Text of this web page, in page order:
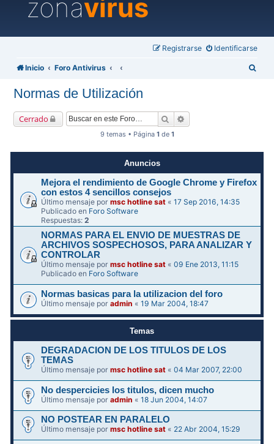
zonavirus
Identificarse
Registrarse
Inicio Foro Antivirus
Normas de Utilización
Cerrado Buscar
9 temas • Página 1 de 1
Anuncios
Mejora el rendimiento de Google Chrome y Firefox
con estos 4 sencillos consejos
Último mensaje pormsc hotline sat «17 Sep 2016, 14:35
Publicado en Foro Software
Respuestas:2
NORMAS PARA EL ENVIO DE MUESTRAS DE
ARCHIVOS SOSPECHOSOS, PARA ANALIZAR Y
CONTROLAR
Último mensaje pormsc hotline sat «09 Ene 2013, 11:15
Publicado en Foro Software
Normas basicas para la utilizacion del foro
Último mensaje poradmin «19 Mar 2004, 18:47
Temas
DEGRADACION DE LOS TITULOS DE LOS
TEMAS
Último mensaje pormsc hotline sat «04 Mar 2007, 22:00
No despercicies los titulos, dicen mucho
Último mensaje poradmin «18 Jun 2004, 14:07
NO POSTEAR EN PARALELO
Último mensaje pormsc hotline sat « 22 Abr 2004, 15:29